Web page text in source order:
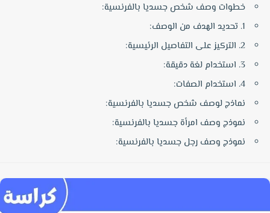
خطوات وصف شخص جسديا بالفرنسية:
1. تحديد الهدف من الوصف:
2. التركيز على التفاصيل الرئيسية:
3. استخدام لغة دقيقة:
4. استخدام الصفات:
نماذج لوصف شخص جسديا بالفرنسية:
نموذج وصف امرأة جسديا بالفرنسية:
نموذج وصف رجل جسديا بالفرنسية: